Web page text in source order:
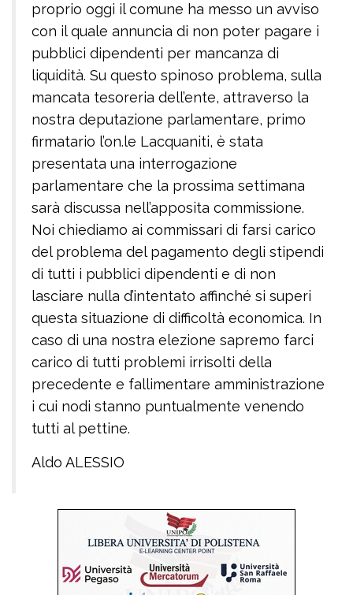
proprio oggi il comune ha messo un avviso
con il quale annuncia di non poter pagare i
pubblici dipendenti per mancanza di
liquidità. Su questo spinoso problema, sulla
mancata tesoreria dell’ente, attraverso la
nostra deputazione parlamentare, primo
firmatario l’on.le Lacquaniti, è stata
presentata una interrogazione
parlamentare che la prossima settimana
sarà discussa nell’apposita commissione.
Noi chiediamo ai commissari di farsi carico
del problema del pagamento degli stipendi
di tutti i pubblici dipendenti e di non
lasciare nulla d’intentato affinché si superi
questa situazione di difficoltà economica. In
caso di una nostra elezione sapremo farci
carico di tutti problemi irrisolti della
precedente e fallimentare amministrazione
i cui nodi stanno puntualmente venendo
tutti al pettine.
Aldo ALESSIO